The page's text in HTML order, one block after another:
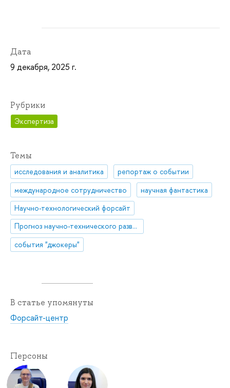
Дата
9 декабря, 2025 г.
Рубрики
Экспертиза
Темы
исследования и аналитика
репортаж о событии
международное сотрудничество
научная фантастика
Научно-технологический форсайт
Прогноз научно-технического развития
события "джокеры"
В статье упомянуты
Форсайт-центр
Персоны